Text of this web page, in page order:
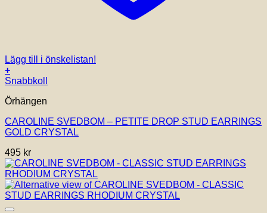
Lägg till i önskelistan!
+
Snabbkoll
Örhängen
CAROLINE SVEDBOM – PETITE DROP STUD EARRINGS
GOLD CRYSTAL
495 kr